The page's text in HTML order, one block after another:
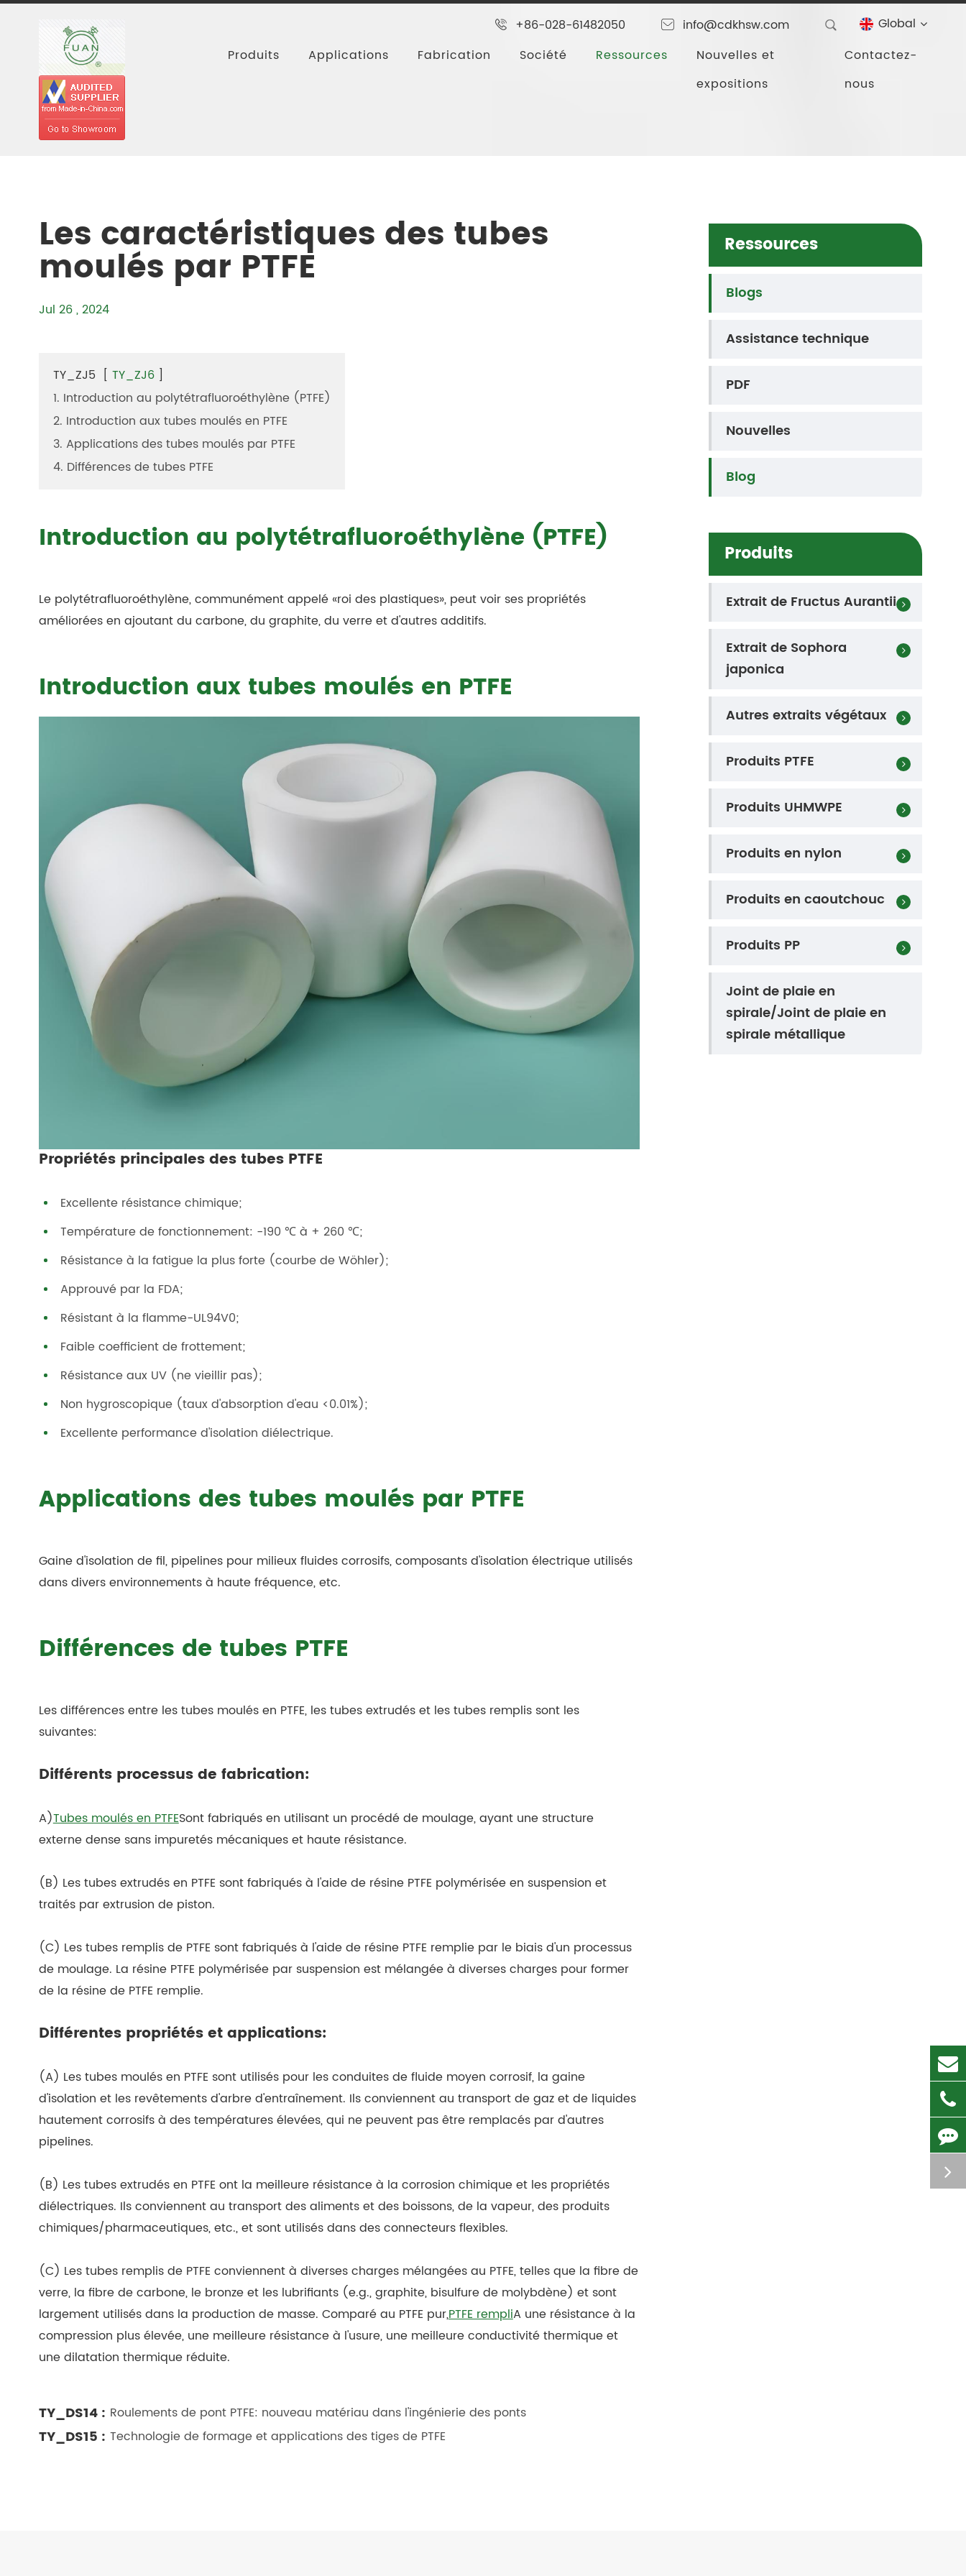
+86-028-61482050 info@cdkhsw.com
Global
Produits
Applications Fabrication Société Ressources
Nouvelles et
expositions
Contactez-
nous
Accueil
Les caractéristiques des tubes
moulés par PTFE
Jul 26 , 2024
TY_ZJ5 [ TY_ZJ6 ]
1. Introduction au polytétrafluoroéthylène (PTFE)
2. Introduction aux tubes moulés en PTFE
3. Applications des tubes moulés par PTFE
4. Différences de tubes PTFE
Introduction au polytétrafluoroéthylène (PTFE)
Le polytétrafluoroéthylène, communément appelé «roi des plastiques», peut voir ses propriétés
améliorées en ajoutant du carbone, du graphite, du verre et d'autres additifs.
Introduction aux tubes moulés en PTFE
Propriétés principales des tubes PTFE
Excellente résistance chimique;
Température de fonctionnement: -190 ℃ à + 260 ℃;
Résistance à la fatigue la plus forte (courbe de Wöhler);
Approuvé par la FDA;
Résistant à la flamme-UL94V0;
Faible coefficient de frottement;
Résistance aux UV (ne vieillir pas);
Non hygroscopique (taux d'absorption d'eau <0.01%);
Excellente performance d'isolation diélectrique.
Applications des tubes moulés par PTFE
Gaine d'isolation de fil, pipelines pour milieux fluides corrosifs, composants d'isolation électrique utilisés
dans divers environnements à haute fréquence, etc.
Différences de tubes PTFE
Les différences entre les tubes moulés en PTFE, les tubes extrudés et les tubes remplis sont les
suivantes:
Différents processus de fabrication:
A)Tubes moulés en PTFESont fabriqués en utilisant un procédé de moulage, ayant une structure
externe dense sans impuretés mécaniques et haute résistance.
(B) Les tubes extrudés en PTFE sont fabriqués à l'aide de résine PTFE polymérisée en suspension et
traités par extrusion de piston.
(C) Les tubes remplis de PTFE sont fabriqués à l'aide de résine PTFE remplie par le biais d'un processus
de moulage. La résine PTFE polymérisée par suspension est mélangée à diverses charges pour former
de la résine de PTFE remplie.
Différentes propriétés et applications:
(A) Les tubes moulés en PTFE sont utilisés pour les conduites de fluide moyen corrosif, la gaine
d'isolation et les revêtements d'arbre d'entraînement. Ils conviennent au transport de gaz et de liquides
hautement corrosifs à des températures élevées, qui ne peuvent pas être remplacés par d'autres
pipelines.
(B) Les tubes extrudés en PTFE ont la meilleure résistance à la corrosion chimique et les propriétés
diélectriques. Ils conviennent au transport des aliments et des boissons, de la vapeur, des produits
chimiques/pharmaceutiques, etc., et sont utilisés dans des connecteurs flexibles.
(C) Les tubes remplis de PTFE conviennent à diverses charges mélangées au PTFE, telles que la fibre de
verre, la fibre de carbone, le bronze et les lubrifiants (e.g., graphite, bisulfure de molybdène) et sont
largement utilisés dans la production de masse. Comparé au PTFE pur,PTFE rempliA une résistance à la
compression plus élevée, une meilleure résistance à l'usure, une meilleure conductivité thermique et
une dilatation thermique réduite.
TY_DS14 : Roulements de pont PTFE: nouveau matériau dans l'ingénierie des ponts
TY_DS15 : Technologie de formage et applications des tiges de PTFE
Ressources
Blogs
Assistance technique
PDF
Nouvelles
Blog
Produits
Extrait de Fructus Aurantii
Extrait de Sophora
japonica
Autres extraits végétaux
Produits PTFE
Produits UHMWPE
Produits en nylon
Produits en caoutchouc
Produits PP
Joint de plaie en
spirale/Joint de plaie en
spirale métallique